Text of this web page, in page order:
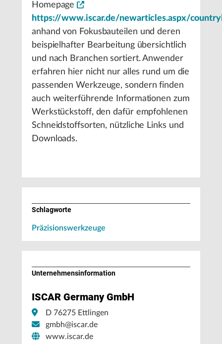
Homepage
https://www.iscar.de/newarticles.aspx/
anhand von Fokusbauteilen und deren
beispielhafter Bearbeitung übersichtlich
und nach Branchen sortiert. Anwender
erfahren hier nicht nur alles rund um die
passenden Werkzeuge, sondern finden
auch weiterführende Informationen zum
Werkstückstoff, den dafür empfohlenen
Schneidstoffsorten, nützliche Links und
Downloads.
Schlagworte
Präzisionswerkzeuge
Unternehmens­information
ISCAR Germany GmbH
D 76275 Ettlingen
gmbh@iscar.de
www.iscar.de